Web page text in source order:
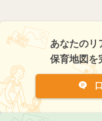
あなたのリ
保育地図を